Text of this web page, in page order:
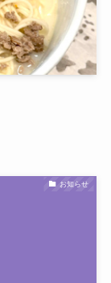
お知らせ